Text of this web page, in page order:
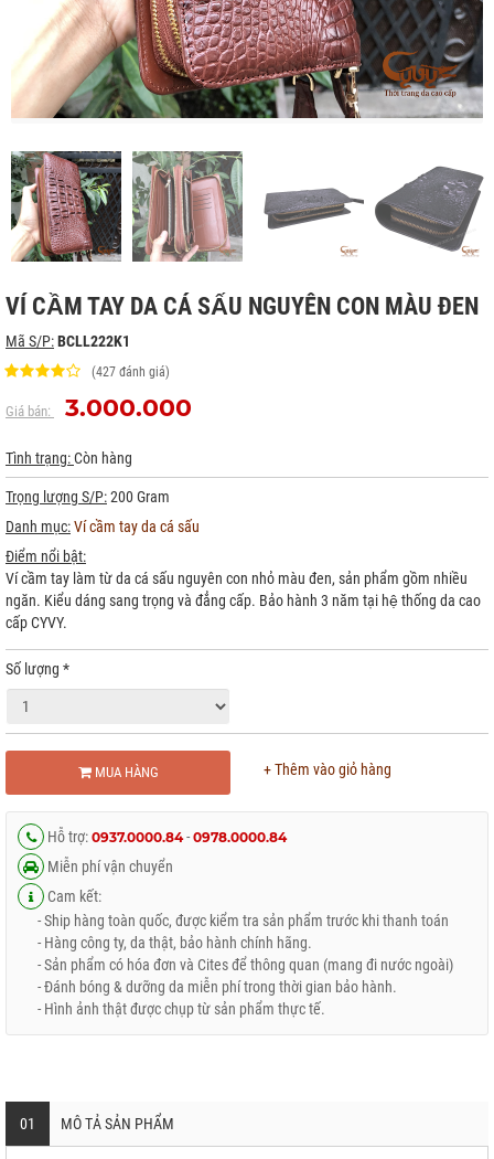
VÍ CẦM TAY DA CÁ SẤU NGUYÊN CON MÀU ĐEN
Mã S/P:BCLL222K1
(427 đánh giá)
Giá bán: 3.000.000
Tình trạng:Còn hàng
Trọng lượng S/P:200 Gram
Danh mục:Ví cầm tay da cá sấu
Điểm nổi bật:
Ví cầm tay làm từ da cá sấu nguyên con nhỏ màu đen, sản phẩm gồm nhiều
ngăn. Kiểu dáng sang trọng và đẳng cấp. Bảo hành 3 năm tại hệ thống da cao
cấp CYVY.
Số lượng *
MUA HÀNG + Thêm vào giỏ hàng
Hỗ trợ: 0937.0000.84- 0978.0000.84
Miễn phí vận chuyển
Cam kết:
- Ship hàng toàn quốc, được kiểm tra sản phẩm trước khi thanh toán
- Hàng công ty, da thật, bảo hành chính hãng.
- Sản phẩm có hóa đơn và Cites để thông quan (mang đi nước ngoài)
- Đánh bóng & dưỡng da miễn phí trong thời gian bảo hành.
- Hình ảnh thật được chụp từ sản phẩm thực tế.
01 MÔ TẢ SẢN PHẨM